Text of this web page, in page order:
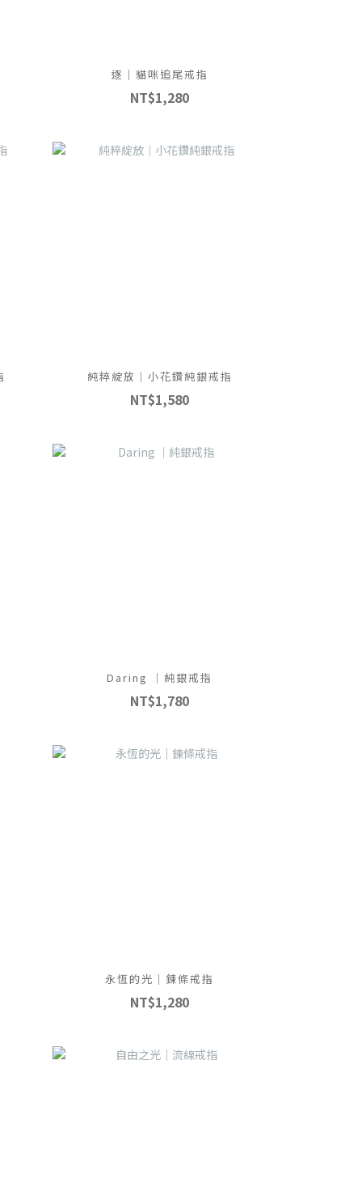
逐｜貓咪追尾戒指
NT$1,280
純粹綻放｜小花鑽純銀戒指
NT$1,580
Daring ｜純銀戒指
NT$1,780
永恆的光｜鍊條戒指
NT$1,280